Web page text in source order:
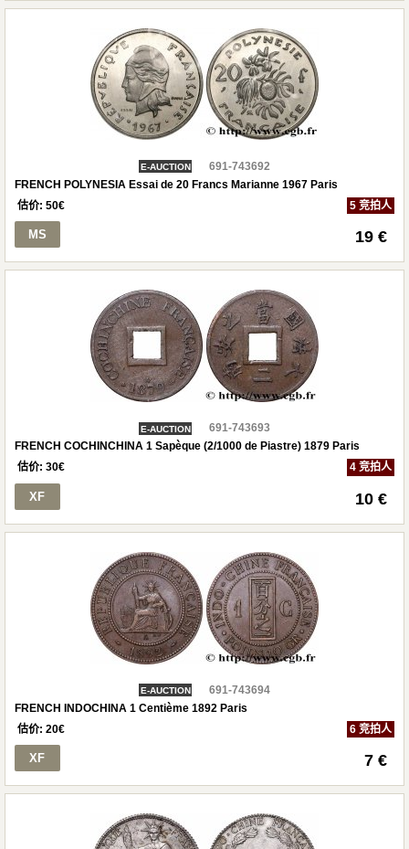
E-AUCTION
691-743692
FRENCH POLYNESIA Essai de 20 Francs Marianne 1967 Paris
估价: 50€ 5 竞拍人
MS 19 €
E-AUCTION
691-743693
FRENCH COCHINCHINA 1 Sapèque (2/1000 de Piastre) 1879 Paris
估价: 30€ 4 竞拍人
XF 10 €
E-AUCTION
691-743694
FRENCH INDOCHINA 1 Centième 1892 Paris
估价: 20€ 6 竞拍人
XF 7 €